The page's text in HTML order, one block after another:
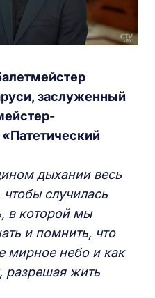
заслуженный
дыхании весь
чтобы случилась
в которой мы
и помнить, что
мирное небо и как
разрешая жить